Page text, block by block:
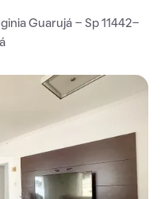
Guarujá - Sp 11442-